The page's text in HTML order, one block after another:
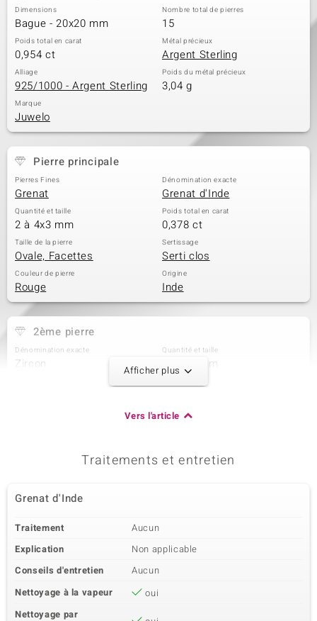
Dimensions
Bague - 20x20 mm
Nombre total de pierres
15
Poids total en carat
0,954 ct
Métal précieux
Argent Sterling
Alliage
925/1000 - Argent Sterling
Poids du métal précieux
3,04 g
Marque
Juwelo
Pierre principale
Pierres Fines
Grenat
Dénomination exacte
Grenat d'Inde
Quantité et taille
2 à 4x3 mm
Poids total en carat
0,378 ct
Taille de la pierre
Ovale, Facettes
Sertissage
Serti clos
Couleur de pierre
Rouge
Origine
Inde
2ème pierre
Dénomination exacte
Zircon
Quantité et taille
1 à 2,7 mm
Origine
Zircon
0,09 ct
Sertissage
Serti clos
Origine
4ème pierre
Afficher plus
Vers l'article
Traitements et entretien
Grenat d'Inde
Traitement
Aucun
Explication
Non applicable
Conseils d'entretien
Aucun
Nettoyage à la vapeur
oui
Nettoyage par